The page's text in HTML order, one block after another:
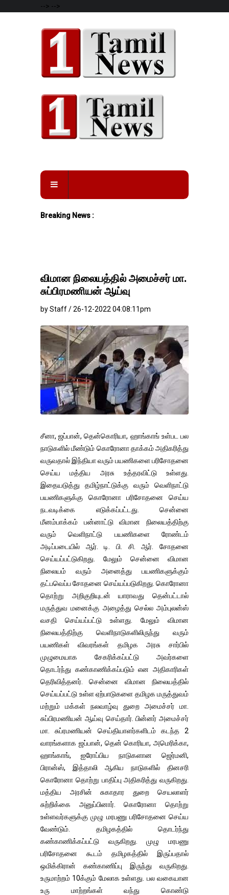
--> -->
Breaking News :
விமான நிலையத்தில் அமைச்சர் மா.
சுப்பிரமணியன் ஆய்வு
by Staff / 26-12-2022 04:08:11pm
சீனா, ஜப்பான், தென்கொரியா, ஹாங்காங் உள்பட பல
நாடுகளில் மீண்டும் கொரோனா தாக்கம் அதிகரித்து
வருவதால் இந்தியா வரும் பயணிகளை பரிசோதனை
செய்ய மத்திய அரசு உத்தரவிட்டு உள்ளது.
இதையடுத்து தமிழ்நாட்டுக்கு வரும் வெளிநாட்டு
பயணிகளுக்கு கொரோனா பரிசோதனை செய்ய
நடவடிக்கை எடுக்கப்பட்டது. சென்னை
மீனம்பாக்கம் பன்னாட்டு விமான நிலையத்திற்கு
வரும் வெளிநாட்டு பயணிகளை ரோண்டம்
அடிப்படையில் ஆர். டி. பி. சி. ஆர். சோதனை
செய்யப்பட்டுகிறது. மேலும் சென்னை விமான
நிலையம் வரும் அனைத்து பயணிகளுக்கும்
தட்பவெப்ப சோதனை செய்யப்படுகிறது. கொரோனா
தொற்று அறிகுறியுடன் யாராவது தென்பட்டால்
மருத்துவ மனைக்கு அழைத்து செல்ல அம்புலன்ஸ்
வசதி செய்யப்பட்டு உள்ளது. மேலும் விமான
நிலையத்திற்கு வெளிநாடுகளிலிருந்து வரும்
பயணிகள் விவரங்கள் தமிழக அரசு சார்பில்
முழுமையாக சேகரிக்கப்பட்டு அவர்களை
தொடர்ந்து கண்காணிக்கப்படும் என அதிகாரிகள்
தெரிவித்தனர். சென்னை விமான நிலையத்தில்
செய்யப்பட்டு உள்ள ஏற்பாடுகளை தமிழக மருத்துவம்
மற்றும் மக்கள் நலவாழ்வு துறை அமைச்சர் மா.
சுப்பிரமணியன் ஆய்வு செய்தார். பின்னர் அமைச்சர்
மா. சுப்ரமணியன் செய்தியாளர்களிடம் கடந்த 2
வாரங்களாக ஜப்பான், தென் கொரியா, அமெரிக்கா,
ஹாங்காங், ஐரோப்பிய நாடுகளான ஜெர்மனி,
பிரான்ஸ், இத்தாலி ஆகிய நாடுகளில் தினசரி
கொரோனா தொற்று பாதிப்பு அதிகரித்து வருகிறது.
மத்திய அரசின் சுகாதார துறை செயலாளர்
சுற்றிக்கை அனுப்பினார். கொரோனா தொற்று
உள்ளவர்களுக்கு முழு மரபணு பரிசோதனை செய்ய
வேண்டும். தமிழகத்தில் தொடர்ந்து
கண்காணிக்கப்பட்டு வருகிறது. முழு மரபணு
பரிசோதனை கூடம் தமிழகத்தில் இருப்பதால்
ஒமிக்கிரான் கண்காணிப்பு இருந்து வருகிறது.
உருமாற்றம் 10க்கும் மேலாக உள்ளது. பல வகையான
உரு மாற்றங்கள் வந்து கொண்டு